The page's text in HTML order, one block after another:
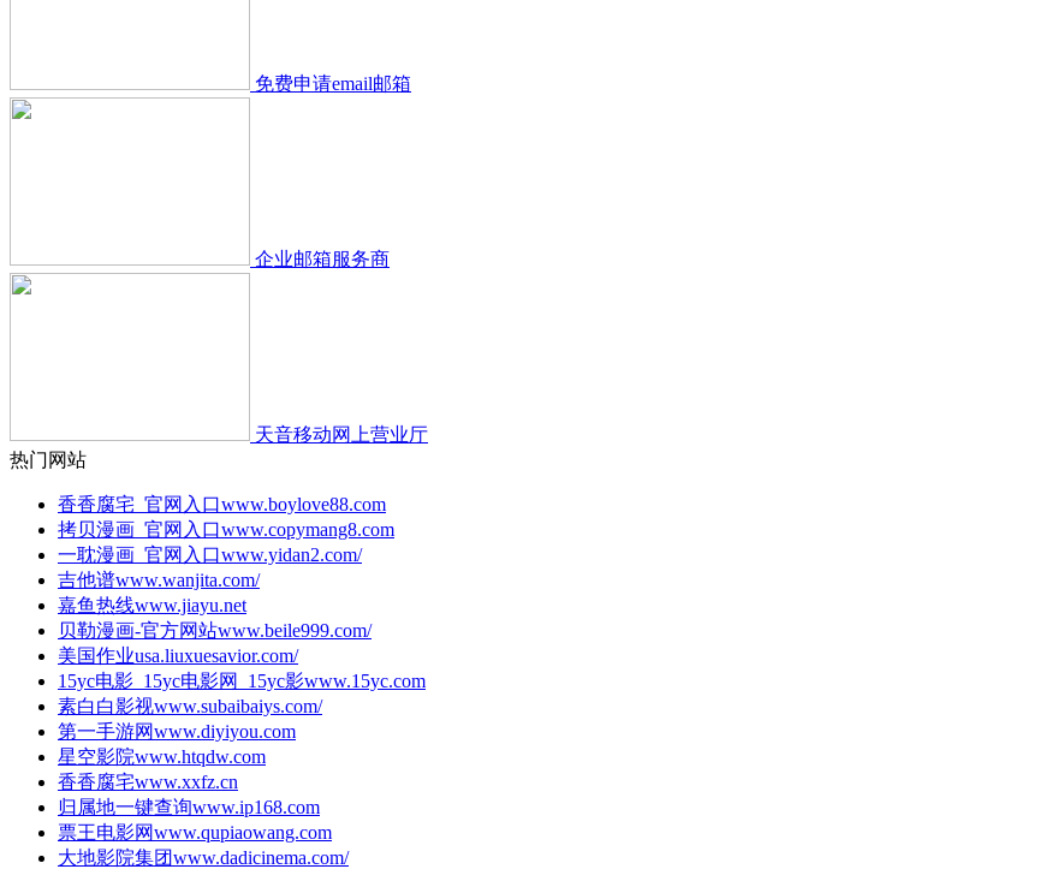
免费申请email邮箱
企业邮箱服务商
天音移动网上营业厅
热门网站
香香腐宅_官网入口www.boylove88.com
拷贝漫画_官网入口www.copymang8.com
一耽漫画_官网入口www.yidan2.com/
吉他谱www.wanjita.com/
嘉鱼热线www.jiayu.net
贝勒漫画-官方网站www.beile999.com/
美国作业usa.liuxuesavior.com/
15yc电影_15yc电影网_15yc影www.15yc.com
素白白影视www.subaibaiys.com/
第一手游网www.diyiyou.com
星空影院www.htqdw.com
香香腐宅www.xxfz.cn
归属地一键查询www.ip168.com
票王电影网www.qupiaowang.com
大地影院集团www.dadicinema.com/